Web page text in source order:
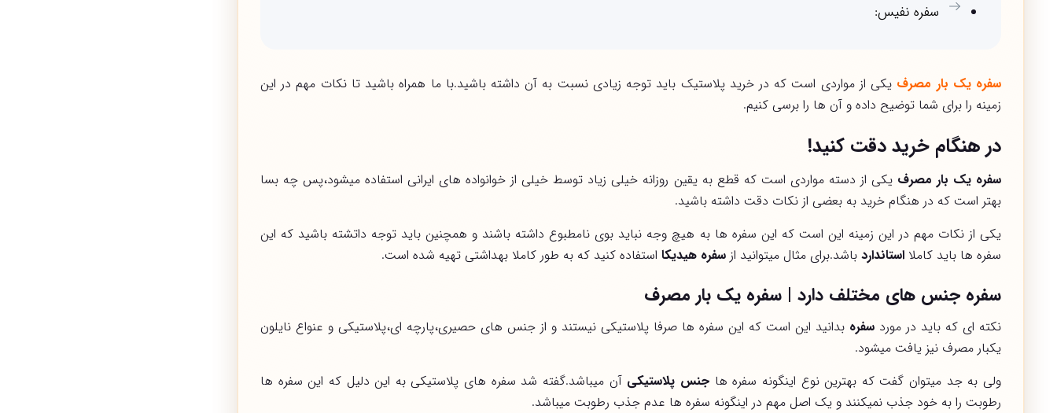
سفره نفیس:
سفره یک بار مصرف یکی از مواردی است که در خرید پلاستیک باید توجه زیادی نسبت به آن داشته باشید.با ما همراه باشید تا نکات مهم در این
زمینه را برای شما توضیح داده و آن ها را برسی کنیم.
در هنگام خرید دقت کنید!
سفره یک بار مصرف یکی از دسته مواردی است که قطع به یقین روزانه خیلی زیاد توسط خیلی از خوانواده های ایرانی استفاده میشود،پس چه بسا
بهتر است که در هنگام خرید به بعضی از نکات دقت داشته باشید.
یکی از نکات مهم در این زمینه این است که این سفره ها به هیچ وجه نباید بوی نامطبوع داشته باشند و همچنین باید توجه داتشته باشید که این
سفره ها باید کاملا استاندارد باشد.برای مثال میتوانید از سفره هیدیکا استفاده کنید که به طور کاملا بهداشتی تهیه شده است.
سفره جنس های مختلف دارد | سفره یک بار مصرف
نکته ای که باید در مورد سفره بدانید این است که این سفره ها صرفا پلاستیکی نیستند و از جنس های حصیری،پارچه ای،پلاستیکی و عنواع نایلون
یکبار مصرف نیز یافت میشود.
ولی به جد میتوان گفت که بهترین نوع اینگونه سفره هاجنس پلاستیکی آن میباشد.گفته شد سفره های پلاستیکی به این دلیل که این سفره ها
رطوبت را به خود جذب نمیکنند و یک اصل مهم در اینگونه سفره ها عدم جذب رطوبت میباشد.